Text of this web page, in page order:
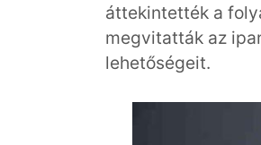
áttekintették a
megvitatták az
lehetőségeit.